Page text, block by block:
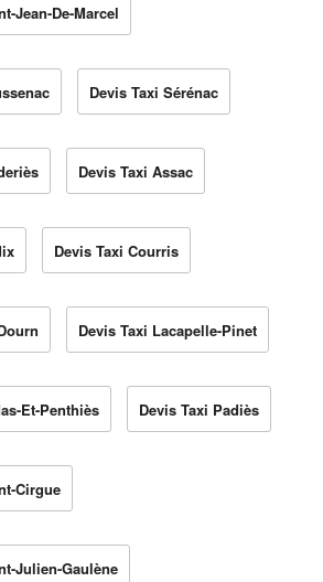
Jean-De-Marcel
Devis Taxi Sérénac
Devis Taxi Assac
Devis Taxi Courris
Devis Taxi Lacapelle-Pinet
Et-Penthiès Devis Taxi Padiès
Cirgue
Julien-Gaulène